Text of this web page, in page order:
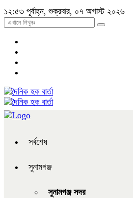
১২:৫৩ পূর্বাহ্ন, শুক্রবার, ০৭ অগাস্ট ২০২৬
সর্বশেষ
সুনামগঞ্জ
সুনামগঞ্জ সদর